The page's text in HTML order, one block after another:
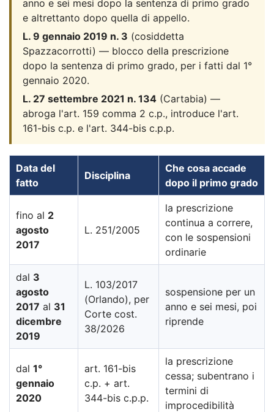
anno e sei mesi dopo la sentenza di primo grado
e altrettanto dopo quella di appello.
L. 9 gennaio 2019 n. 3 (cosiddetta
Spazzacorrotti) — blocco della prescrizione
dopo la sentenza di primo grado, per i fatti dal 1°
gennaio 2020.
L. 27 settembre 2021 n. 134 (Cartabia) —
abroga l'art. 159 comma 2 c.p., introduce l'art.
161-bis c.p. e l'art. 344-bis c.p.p.
Data del
fatto
Disciplina
Che cosa accade
dopo il primo grado
fino al 2
agosto
2017
L. 251/2005
la prescrizione
continua a correre,
con le sospensioni
ordinarie
dal 3
agosto
2017 al 31
dicembre
2019
L. 103/2017
(Orlando), per
Corte cost.
38/2026
sospensione per un
anno e sei mesi, poi
riprende
dal 1°
gennaio
2020
art. 161-bis
c.p. + art.
344-bis c.p.p.
la prescrizione
cessa; subentrano i
termini di
improcedibilità